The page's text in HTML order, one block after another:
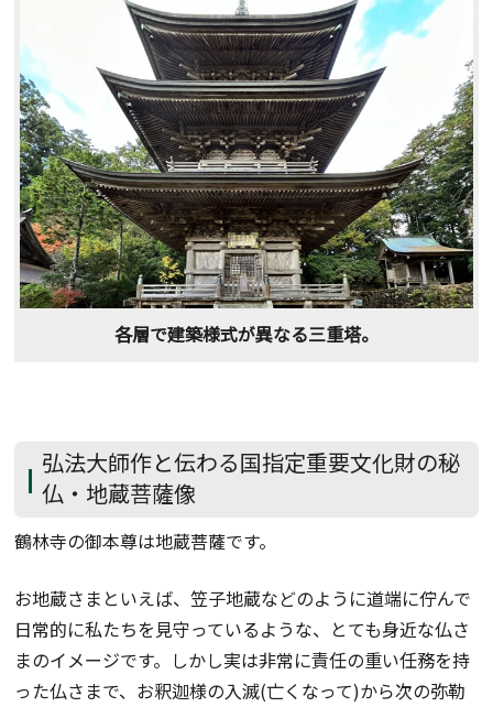
各層で建築様式が異なる三重塔。
弘法大師作と伝わる国指定重要文化財の秘
仏・地蔵菩薩像
鶴林寺の御本尊は地蔵菩薩です。
お地蔵さまといえば、笠子地蔵などのように道端に佇んで
日常的に私たちを見守っているような、とても身近な仏さ
まのイメージです。しかし実は非常に責任の重い任務を持
った仏さまで、お釈迦様の入滅(亡くなって)から次の弥勒